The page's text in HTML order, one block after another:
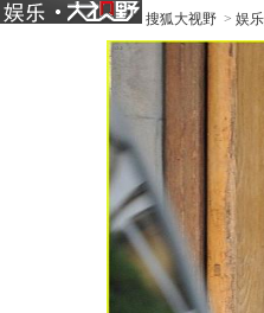
搜狐大视野 > 娱